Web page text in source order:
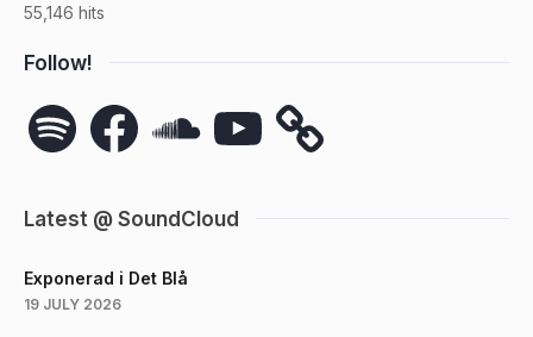
55,146 hits
Follow!
Spotify Facebook YouTube
Latest @ SoundCloud
Exponerad i Det Blå
19 JULY 2026